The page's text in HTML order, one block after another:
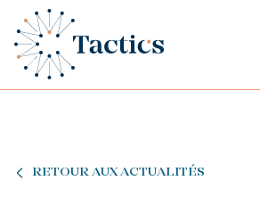
RETOUR AUX ACTUALITÉS